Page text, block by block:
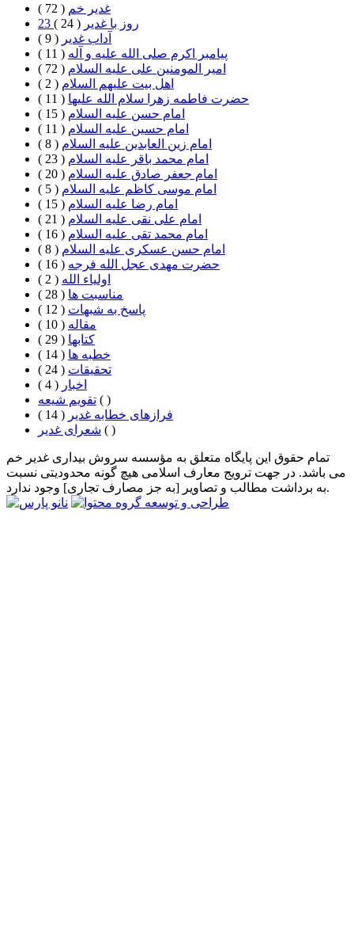
غدیر خم ( 72 )
23 روز با غدير ( 24 )
آداب غدیر ( 9 )
پیامبر اکرم صلی الله علیه و آله ( 11 )
امیر المومنین علی علیه السلام ( 72 )
اهل بيت علیهم السلام ( 2 )
حضرت فاطمه زهرا سلام الله علیها ( 11 )
امام حسن علیه السلام ( 15 )
امام حسین علیه السلام ( 11 )
امام زین العابدین علیه السلام ( 8 )
امام محمد باقر علیه السلام ( 23 )
امام جعفر صادق علیه السلام ( 20 )
امام موسی کاظم علیه السلام ( 5 )
امام رضا علیه السلام ( 15 )
امام علی نقی علیه السلام ( 21 )
امام محمد تقی علیه السلام ( 16 )
امام حسن عسکری علیه السلام ( 8 )
حضرت مهدی عجل الله فرجه ( 16 )
اولیاء الله ( 2 )
مناسبت ها ( 28 )
پاسخ به شبهات ( 12 )
مقاله ( 10 )
كتابها ( 29 )
خطبه ها ( 14 )
تحقيقات ( 24 )
اخبار ( 4 )
تقویم شیعه ( )
فرازهای خطابه غدیر ( 14 )
شعرای غدیر ( )
تمام حقوق این پایگاه متعلق به مؤسسه سروش بیداری غدیر خم
می باشد. در جهت ترویج معارف اسلامی هیچ گونه محدودیتی نسبت
به برداشت مطالب و تصاویر [به جز مصارف تجاری] وجود ندارد.